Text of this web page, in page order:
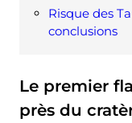
Risque des
conclusions
Le premier
près du